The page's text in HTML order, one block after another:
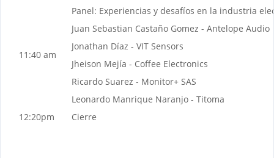
11:40 am
Panel: Experiencias y desafíos en la industria
Juan Sebastian Castaño Gomez - Antelope Audio
Jonathan Díaz - VIT Sensors
Jheison Mejía - Coffee Electronics
Ricardo Suarez - Monitor+ SAS
Leonardo Manrique Naranjo - Titoma
12:20pm
Cierre